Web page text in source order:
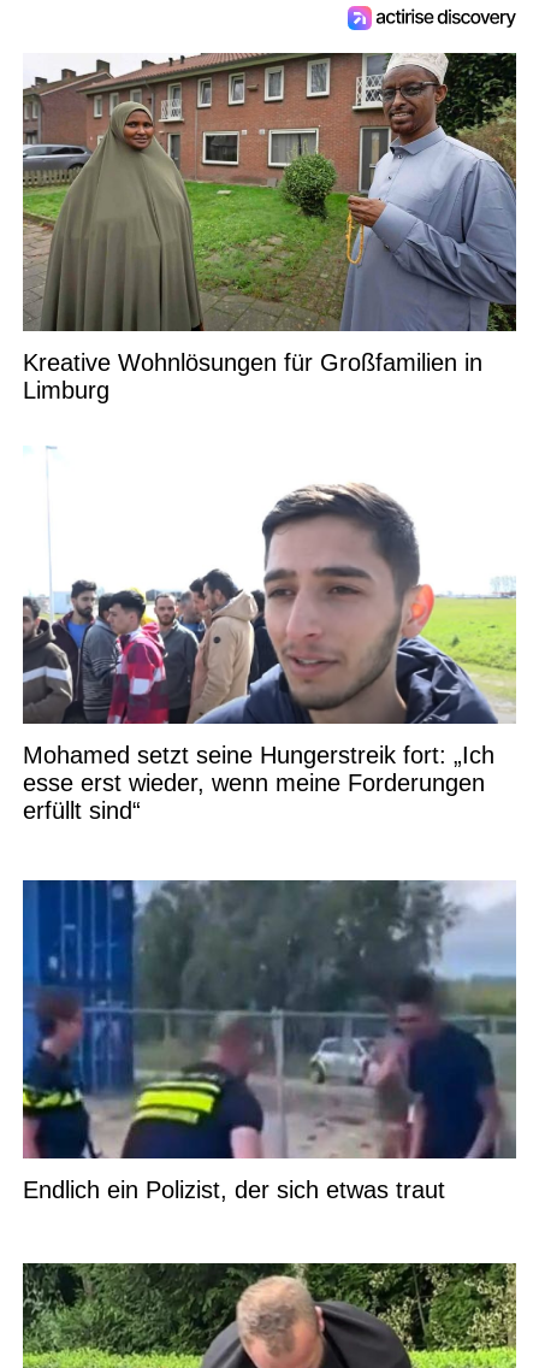
Kreative Wohnlösungen für Großfamilien in
Limburg
Mohamed setzt seine Hungerstreik fort: „Ich
esse erst wieder, wenn meine Forderungen
erfüllt sind“
Endlich ein Polizist, der sich etwas traut